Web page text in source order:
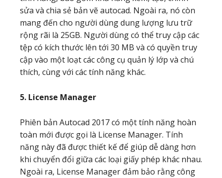
sửa và chia sẻ bản vẽ autocad. Ngoài ra, nó còn
mang đến cho người dùng dung lượng lưu trữ
rộng rãi là 25GB. Người dùng có thể truy cập các
tệp có kích thước lên tới 30 MB và có quyền truy
cập vào một loạt các công cụ quản lý lớp và chú
thích, cùng với các tính năng khác.
5. License Manager
Phiên bản Autocad 2017 có một tính năng hoàn
toàn mới được gọi là License Manager. Tính
năng này đã được thiết kế để giúp dễ dàng hơn
khi chuyển đổi giữa các loại giấy phép khác nhau.
Ngoài ra, License Manager đảm bảo rằng công